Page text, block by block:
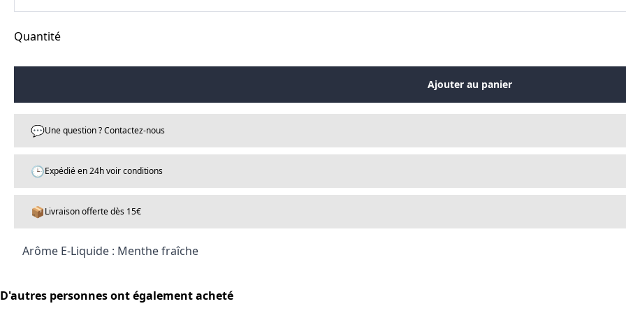
Quantité
Ajouter au panier
💬Une question ? Contactez-nous
🕒Expédié en 24h voir conditions
📦Livraison offerte dès 15€
Arôme E-Liquide : Menthe fraîche
D'autres personnes ont également acheté